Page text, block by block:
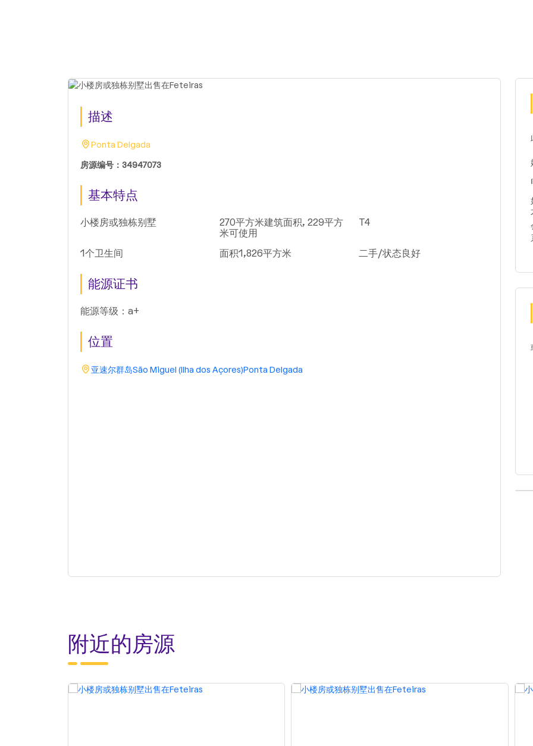
描述
Ponta Delgada
房源编号：34947073
基本特点
小楼房或独栋别墅
270平方米建筑面积, 229平方
米可使用
T4
1个卫生间 面积1,826平方米 二手/状态良好
能源证书
能源等级：a+
位置
亚速尔群岛São Miguel (Ilha dos Açores)Ponta Delgada
附近的房源